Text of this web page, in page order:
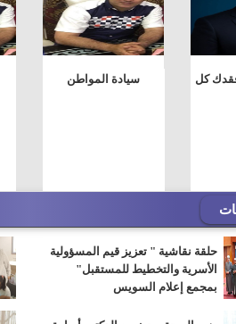
كل
سيادة المواطن
حلقة نقاشية " تعزيز قيم المسؤولية
الأسرية والتخطيط للمستقبل"
بمجمع إعلام السويس